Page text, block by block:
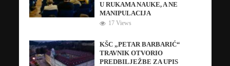
U RUKAMA NAUKE, A NE
MANIPULACIJA
17 Views
KŠC „PETAR BARBARIĆ“
TRAVNIK OTVORIO
PREDBILJEŽBE ZA UPIS